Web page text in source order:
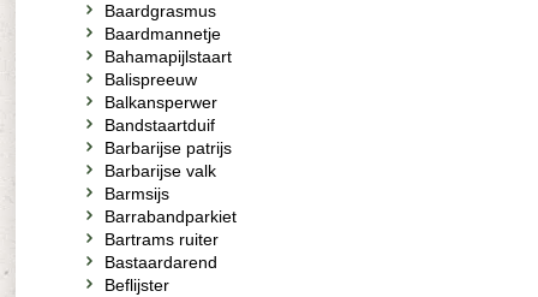
Baardgrasmus
Baardmannetje
Bahamapijlstaart
Balispreeuw
Balkansperwer
Bandstaartduif
Barbarijse patrijs
Barbarijse valk
Barmsijs
Barrabandparkiet
Bartrams ruiter
Bastaardarend
Beflijster